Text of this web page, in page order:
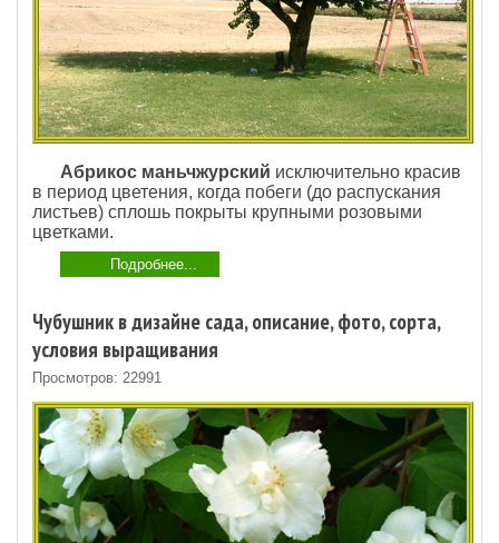
Абрикос маньчжурский исключительно красив
в период цветения, когда побеги (до распускания
листьев) сплошь покрыты крупными розовыми
цветками.
Подробнее...
Чубушник в дизайне сада, описание, фото, сорта,
условия выращивания
Просмотров: 22991